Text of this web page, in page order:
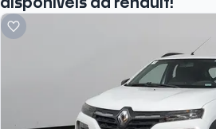
Busque por versão
disponíveis da renault!